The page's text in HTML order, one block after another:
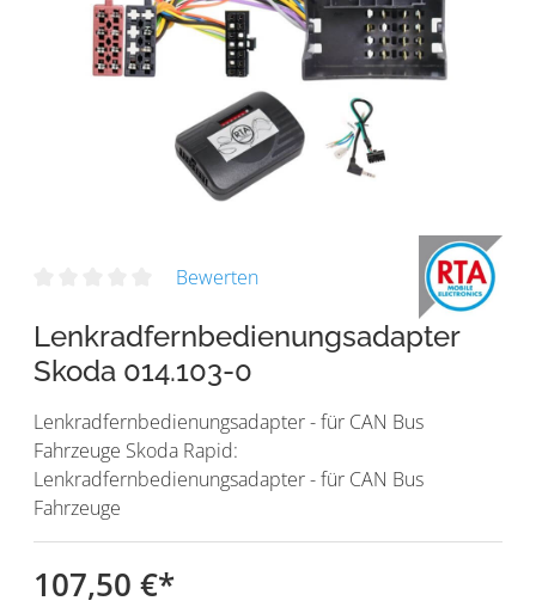
Bewerten
Lenkradfernbedienungsadapter
Skoda 014.103-0
Lenkradfernbedienungsadapter - für CAN Bus
Fahrzeuge Skoda Rapid:
Lenkradfernbedienungsadapter - für CAN Bus
Fahrzeuge
107,50 €*